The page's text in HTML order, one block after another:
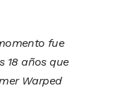
fue
18 años que
Warped